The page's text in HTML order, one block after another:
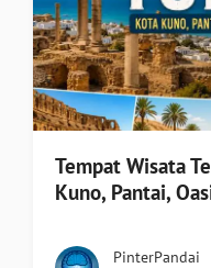
Tempat Wisata
Kuno, Pantai,
PinterPandai